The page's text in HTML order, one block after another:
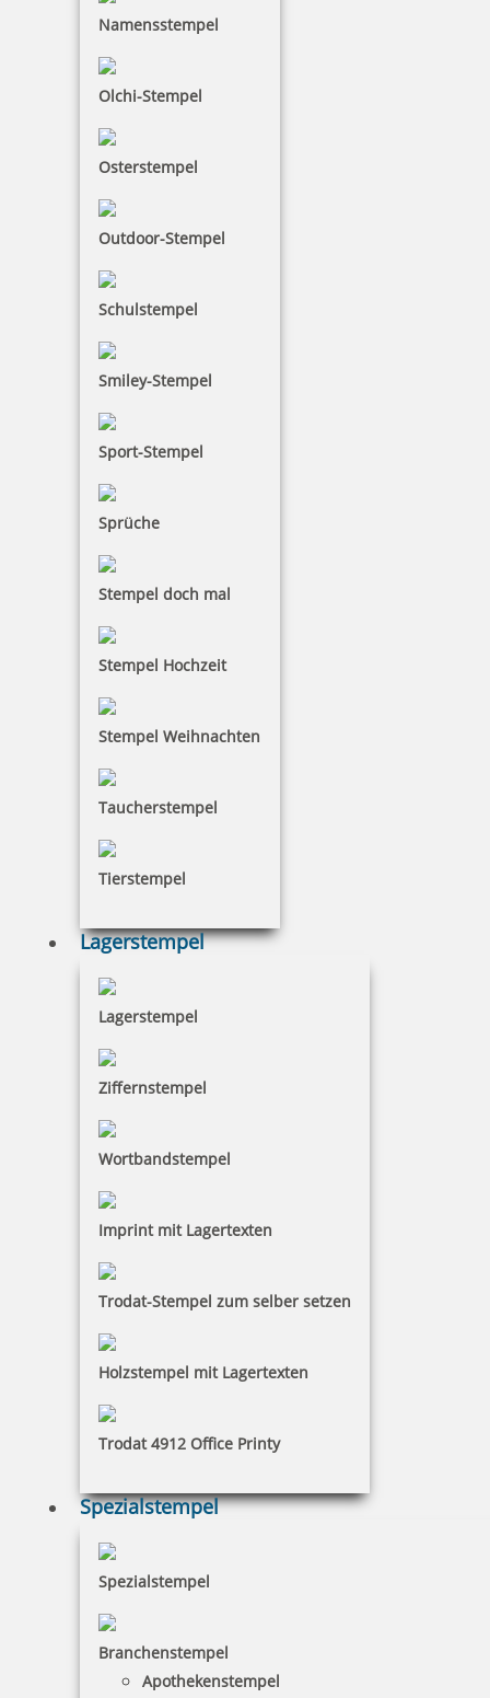
Namensstempel
Olchi-Stempel
Osterstempel
Outdoor-Stempel
Schulstempel
Smiley-Stempel
Sport-Stempel
Sprüche
Stempel doch mal
Stempel Hochzeit
Stempel Weihnachten
Taucherstempel
Tierstempel
Lagerstempel
Lagerstempel
Ziffernstempel
Wortbandstempel
Imprint mit Lagertexten
Trodat-Stempel zum selber setzen
Holzstempel mit Lagertexten
Trodat 4912 Office Printy
Spezialstempel
Spezialstempel
Branchenstempel
Apothekenstempel